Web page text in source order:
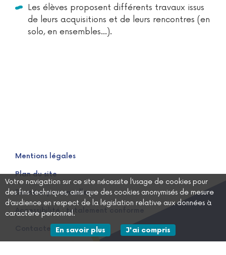
Votre navigation sur ce site nécessite l’usage de cookies pour
des fins techniques, ainsi que des cookies anonymisés de mesure
d’audience en respect de la législation relative aux données à
caractère personnel.
En savoir plus sur les données personnelles
J'ai compris
Les élèves proposent différents travaux issus
de leurs acquisitions et de leurs rencontres (en
solo, en ensembles…).
Mentions légales
Plan du site
Données personnelles
Accessibilité : totalement conforme
Contactez-nous